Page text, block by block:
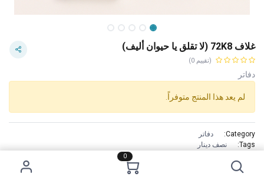
0
غلاف 72K8 (لا تقلق يا حيوان أليف)
(تقييم 0)
دفاتر
لم يعد هذا المنتج متوفراً.
Category:
دفاتر
Tags:
نصف دينار
On-the-go notes